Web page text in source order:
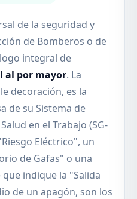
de la seguridad y
de Bomberos o de
integral de
al por mayor. La
decoración, es la
de su Sistema de
en el Trabajo (SG-
Eléctrico", un
de Gafas" o una
indique la "Salida
de un apagón, son los